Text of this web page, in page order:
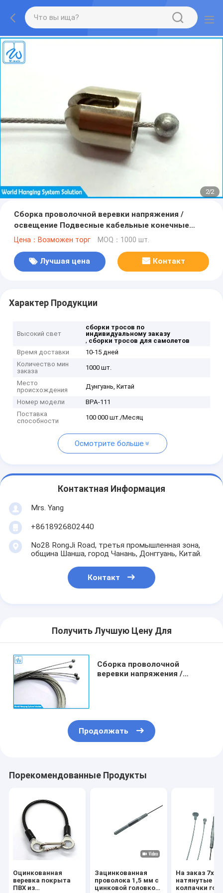
2/2
Сборка проволочной веревки напряжения /
освещение Подвесные кабельные конечные
фитинги с шаром
Цена：Возможен торг MOQ：1000 шт.
Лучшая цена Контакт
Характер Продукции
Высокий свет
сборки тросов по
индивидуальному заказу
, сборки тросов для самолетов
Время доставки
10-15 дней
Количество мин
заказа
1000 шт.
Место
происхождения
Дунгуань, Китай
Номер модели
ВРА-111
Поставка
способности
100 000 шт./Месяц
Осмотрите больше
Контактная Информация
Mrs. Yang
+8618926802440
No28 RongJi Road, третья промышленная зона,
община Шанша, город Чанань, Донггуань, Китай.
Контакт
Получить Лучшую Цену Для
Сборка проволочной
веревки напряжения /
Продолжать
Порекомендованные Продукты
Оцинкованная
веревка покрыта
ПВХ из
Зацинкованная
проволока 1,5 мм с
цинковой головкой
На заказ 7x7
натянутые
колпачки